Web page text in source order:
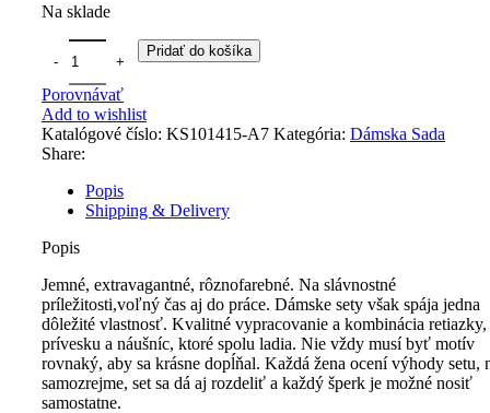
Na sklade
Pridať do košíka
Porovnávať
Add to wishlist
Katalógové číslo: KS101415-A7 Kategória: Dámska Sada
Share:
Popis
Shipping & Delivery
Popis
Jemné, extravagantné, rôznofarebné. Na slávnostné
príležitosti,voľný čas aj do práce. Dámske sety však spája jedna
dôležité vlastnosť. Kvalitné vypracovanie a kombinácia retiazky,
prívesku a náušníc, ktoré spolu ladia. Nie vždy musí byť motív
rovnaký, aby sa krásne dopĺňal. Každá žena ocení výhody setu,
samozrejme, set sa dá aj rozdeliť a každý šperk je možné nosiť
samostatne.